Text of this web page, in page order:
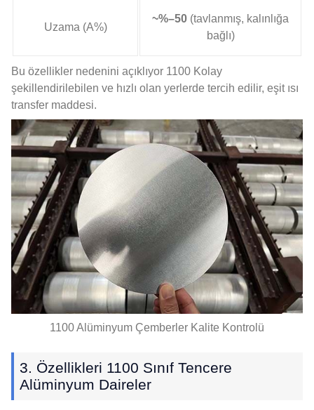
Uzama (A%)
~%–50 (tavlanmış, kalınlığa
bağlı)
Bu özellikler nedenini açıklıyor 1100 Kolay
şekillendirilebilen ve hızlı olan yerlerde tercih edilir, eşit ısı
transfer maddesi.
1100 Alüminyum Çemberler Kalite Kontrolü
3. Özellikleri 1100 Sınıf Tencere
Alüminyum Daireler